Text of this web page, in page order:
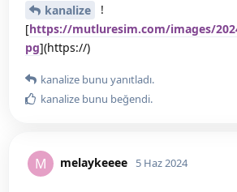
kanalize
!
[https://mutluresim.com/images/
pg](https://)
kanalize bunu yanıtladı.
kanalize bunu beğendi.
M melaykeeee 5 Haz 2024